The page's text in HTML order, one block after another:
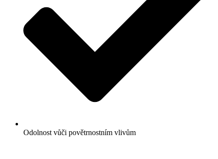
Odolnost vůči povětrnostním vlivům